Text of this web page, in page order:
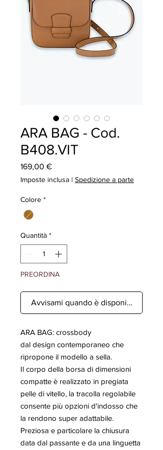
ARA BAG - Cod.
B408.VIT
169,00 €Prezzo
Imposte inclusa | Spedizione a parte
Colore *
Quantità *
PREORDINA
Avvisami quando è disponibile
ARA BAG: crossbody
dal design contemporaneo che
ripropone il modello a sella.
Il corpo della borsa di dimensioni
compatte è realizzato in pregiata
pelle di vitello, la tracolla regolabile
consente più opzioni d'indosso che
la rendono super adattabile.
Preziosa e particolare la chiusura
data dal passante e da una linguetta